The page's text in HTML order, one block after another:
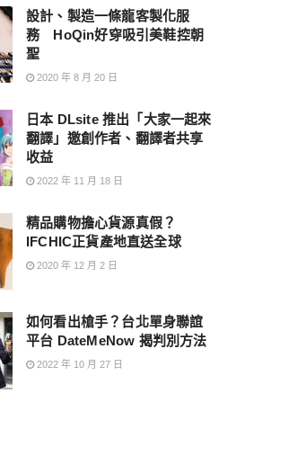
設計、製造一條龍客製化服
務 HoQin好穿吸引美鞋控朝
聖
2020 年 8 月 20 日
日本 DLsite 推出「大家一起來
翻譯」邀創作者、翻譯者共享
收益
2022 年 11 月 18 日
精品購物擔心貨源真假？
IFCHIC正貨產地直送全球
2020 年 12 月 2 日
如何看出槍手？台北單身聯誼
平台 DateMeNow 揭判別方法
2022 年 10 月 27 日